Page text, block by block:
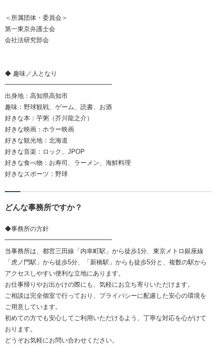
＜所属団体・委員会＞
第一東京弁護士会
会社法研究部会
◆ 趣味／人となり
━━━━━━━━━━━━━━━━━
出身地：高知県高知市
趣味：野球観戦、ゲーム、読書、お酒
好きな本：芋粥（芥川龍之介）
好きな映画：ホラー映画
好きな観光地：北海道
好きな音楽：ロック、JPOP
好きな食べ物：お寿司、ラーメン、海鮮料理
好きなスポーツ：野球
どんな事務所ですか？
◆事務所の方針
━━━━━━━━━━━━━━━━━
当事務所は、都営三田線「内幸町駅」から徒歩1分、東京メトロ銀座線
「虎ノ門駅」から徒歩5分、「新橋駅」からも徒歩5分と、複数の駅から
アクセスしやすい便利な立地にあります。
お仕事帰りやお出かけの際にも、気軽にお立ち寄りいただけます。
ご相談は完全個室で行っており、プライバシーに配慮した安心の環境を
ご用意しています。
初めての方でも安心してご利用いただけるよう、丁寧な対応を心がけて
おります。
どうぞお気軽にお問い合わせください。